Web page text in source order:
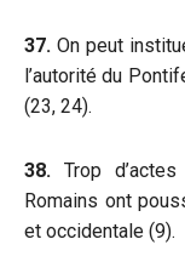
37. On peut
l’autorité du
(23, 24).
38. Trop
Romains ont
et occidentale (9).